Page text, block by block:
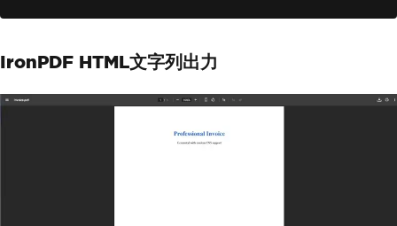
var pdf = renderer.RenderHtmlAsPdf
IronPDF HTML文字列出力